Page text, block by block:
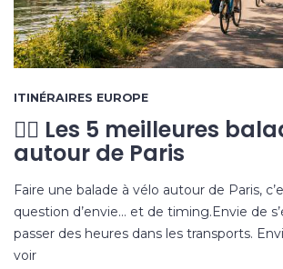
ITINÉRAIRES EUROPE
🚴‍♂️ Les 5 meilleures
autour de Paris
Faire une balade à vélo autour de Paris,
question d’envie… et de timing.Envie de
passer des heures dans les transports.
voir